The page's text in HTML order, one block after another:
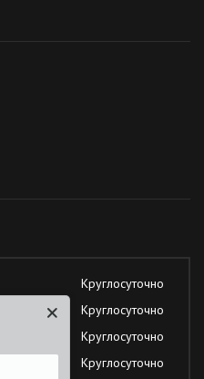
Круглосуточно
Круглосуточно
Круглосуточно
Круглосуточно